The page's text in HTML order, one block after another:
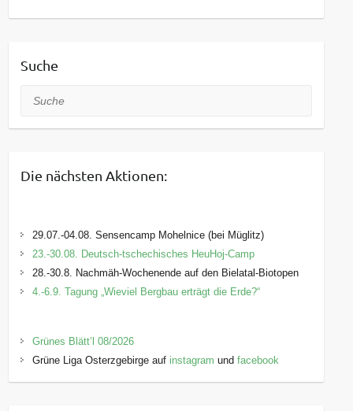
Suche
Suche
Die nächsten Aktionen:
29.07.-04.08. Sensencamp Mohelnice (bei Müglitz)
23.-30.08. Deutsch-tschechisches HeuHoj-Camp
28.-30.8. Nachmäh-Wochenende auf den Bielatal-Biotopen
4.-6.9. Tagung „Wieviel Bergbau erträgt die Erde?“
Grünes Blätt’l 08/2026
Grüne Liga Osterzgebirge auf instagram undfacebook